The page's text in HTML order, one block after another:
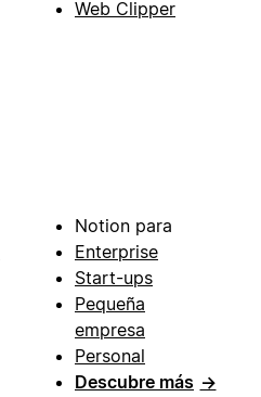
Web Clipper
Notion para
Enterprise
Start-ups
Pequeña
empresa
Personal
Descubre más →